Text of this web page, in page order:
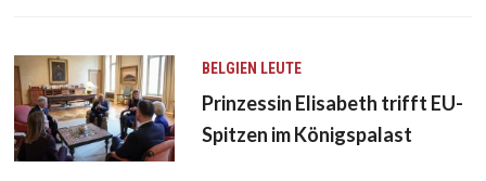
BELGIEN LEUTE
Prinzessin Elisabeth trifft EU-
Spitzen im Königspalast